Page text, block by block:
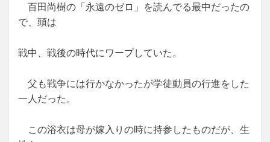
百田尚樹の「永遠のゼロ」を読んでる最中だったの
で、頭は
戦中、戦後の時代にワープしていた。
父も戦争には行かなかったが学徒動員の行進をした
一人だった。
この浴衣は母が嫁入りの時に持参したものだが、生